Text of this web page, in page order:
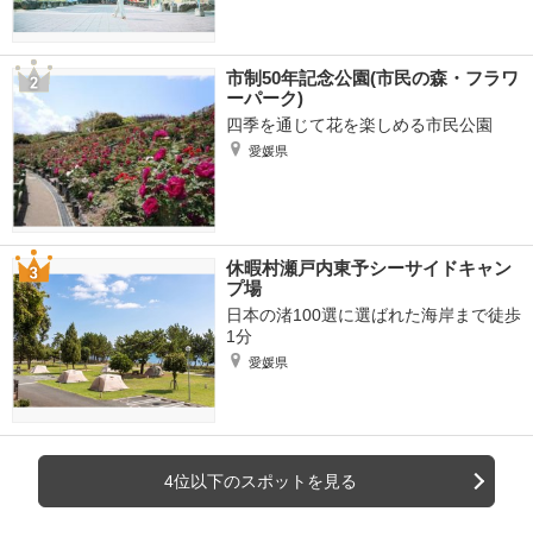
市制50年記念公園(市民の森・フラワ
ーパーク)
四季を通じて花を楽しめる市民公園
愛媛県
休暇村瀬戸内東予シーサイドキャン
プ場
日本の渚100選に選ばれた海岸まで徒歩
1分
愛媛県
4位以下のスポットを見る